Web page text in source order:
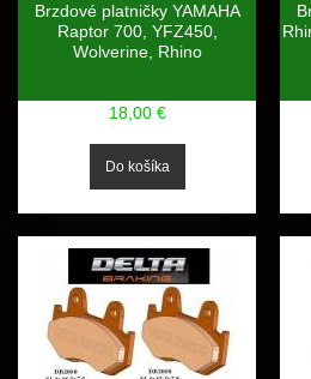
Brzdové platničky YAMAHA
Raptor 700, YFZ450,
Wolverine, Rhino
18,00 €